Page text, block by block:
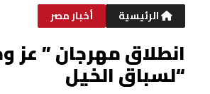
الرئيسية أخبار مصر
انطلاق مهرجان ” عز
“لسباق الخيل